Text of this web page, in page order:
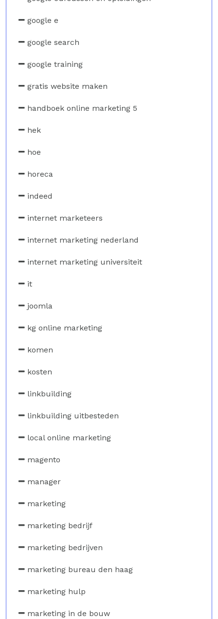
google e
google search
google training
gratis website maken
handboek online marketing 5
hek
hoe
horeca
indeed
internet marketeers
internet marketing nederland
internet marketing universiteit
it
joomla
kg online marketing
komen
kosten
linkbuilding
linkbuilding uitbesteden
local online marketing
magento
manager
marketing
marketing bedrijf
marketing bedrijven
marketing bureau den haag
marketing hulp
marketing in de bouw